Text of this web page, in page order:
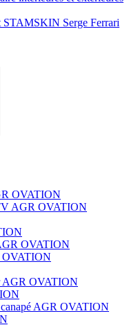
STAMSKIN Serge Ferrari
OVATION
AGR OVATION
OVATION
OVATION
AGR OVATION
canapé AGR OVATION